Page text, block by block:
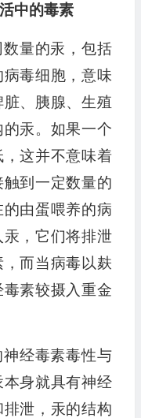
中的毒素
量的汞，包括
毒细胞，意味
、胰腺、生殖
汞。如果一个
，这并不意味着
到一定数量的
由蛋喂养的病
，它们将排泄
而当病毒以麸
素较摄入重金
经毒素毒性与
身就具有神经
泄，汞的结构